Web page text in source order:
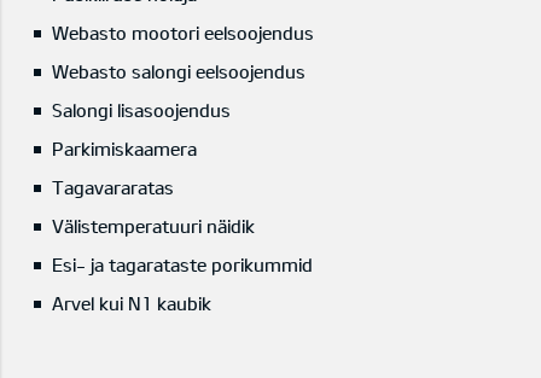
Webasto mootori eelsoojendus
Webasto salongi eelsoojendus
Salongi lisasoojendus
Parkimiskaamera
Tagavararatas
Välistemperatuuri näidik
Esi- ja tagarataste porikummid
Arvel kui N1 kaubik